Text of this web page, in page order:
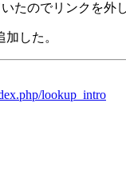
たのでリンクを外
した。
lookup_intro